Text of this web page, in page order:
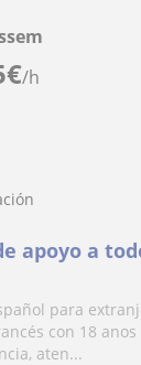
€/h
apoyo a
para
con 18
aten...